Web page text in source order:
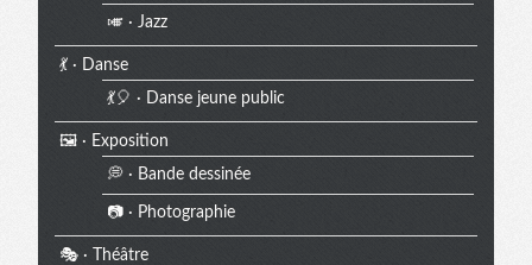
🎺 · Jazz
💃 · Danse
💃🎈 · Danse jeune public
🖼️ · Exposition
💭 · Bande dessinée
📷 · Photographie
🎭 · Théâtre